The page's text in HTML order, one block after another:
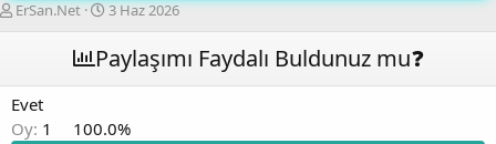
K
o
u
y
u
ErSan.Net
B
a
l
a
g
3 Haz 2026
Paylaşımı Faydalı Buldunuz mu❓
Evet
Oy: 1 100.0%